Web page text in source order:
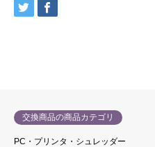
交換商品の商品カテゴリ
PC・プリンタ・シュレッダー